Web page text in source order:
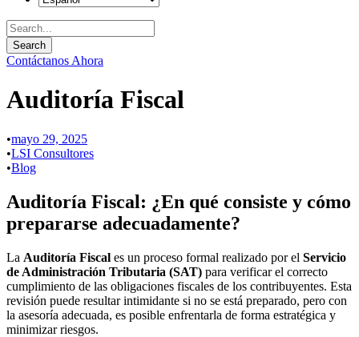
Contáctanos Ahora
Auditoría Fiscal
•mayo 29, 2025
•LSI Consultores
•Blog
Auditoría Fiscal: ¿En qué consiste y cómo
prepararse adecuadamente?
La Auditoría Fiscal es un proceso formal realizado por el Servicio
de Administración Tributaria (SAT) para verificar el correcto
cumplimiento de las obligaciones fiscales de los contribuyentes. Esta
revisión puede resultar intimidante si no se está preparado, pero con
la asesoría adecuada, es posible enfrentarla de forma estratégica y
minimizar riesgos.